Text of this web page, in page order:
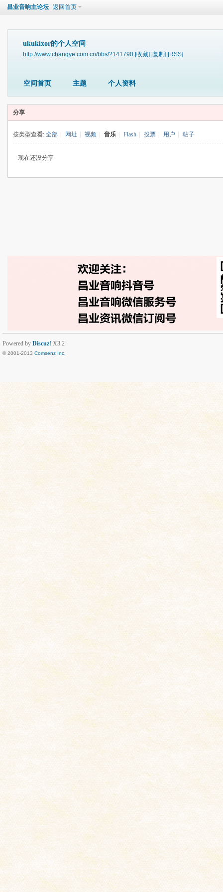
昌业音响主论坛 返回首页
ukukixor的个人空间
http://www.changye.com.cn/bbs/?141790 [收藏] [复制] [RSS]
空间首页 主题 个人资料
分享
按类型查看: 全部 网址 视频 音乐 Flash 投票 用户 帖子
现在还没分享
Powered by Discuz! X3.2
© 2001-2013 Comsenz Inc.